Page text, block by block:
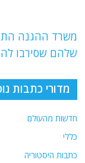
משרד ההגנה
שלהם שסירבו
מדורי כתבות
חדשות מהעולם
כללי
כתבות היסטוריה